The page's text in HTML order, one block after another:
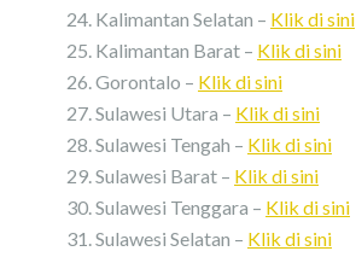
Kalimantan Selatan – Klik di sini
Kalimantan Barat – Klik di sini
Gorontalo – Klik di sini
Sulawesi Utara – Klik di sini
Sulawesi Tengah – Klik di sini
Sulawesi Barat – Klik di sini
Sulawesi Tenggara – Klik di sini
Sulawesi Selatan – Klik di sini